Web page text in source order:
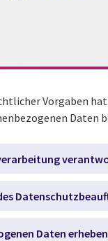
Vorgaben
Daten
Daten